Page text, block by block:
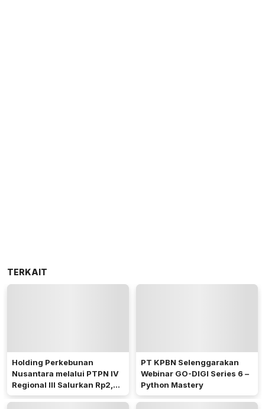
TERKAIT
Holding Perkebunan
Nusantara melalui PTPN IV
Regional III Salurkan Rp2,4
Miliar untuk Perkuat
PT KPBN Selenggarakan
Webinar GO-DIGI Series 6 –
Python Mastery